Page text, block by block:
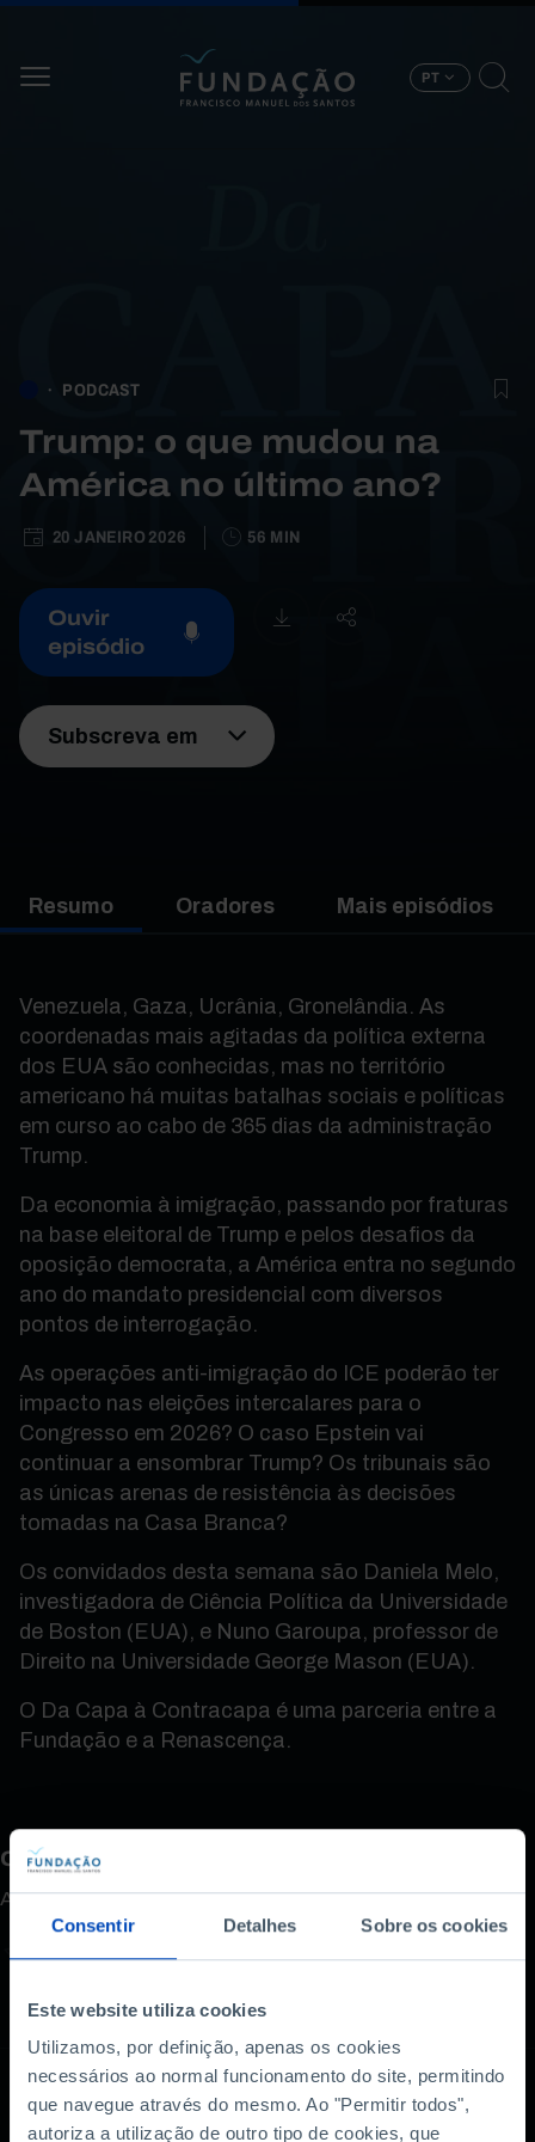
Consentir Detalhes Sobre os cookies
Este website utiliza cookies
Utilizamos, por definição, apenas os cookies
necessários ao normal funcionamento do site, permitindo
que navegue através do mesmo. Ao "Permitir todos",
autoriza a utilização de outro tipo de cookies, que
PT
PODCAST
Trump: o que mudou na
América no último ano?
20 JANEIRO 2026 56 MIN
Ouvir
episódio
Subscreva em
Resumo Oradores Mais episódios
Venezuela, Gaza, Ucrânia, Gronelândia. As
coordenadas mais agitadas da política externa
dos EUA são conhecidas, mas no território
americano há muitas batalhas sociais e políticas
em curso ao cabo de 365 dias da administração
Trump.
Da economia à imigração, passando por fraturas
na base eleitoral de Trump e pelos desafios da
oposição democrata, a América entra no segundo
ano do mandato presidencial com diversos
pontos de interrogação.
As operações anti-imigração do ICE poderão ter
impacto nas eleições intercalares para o
Congresso em 2026? O caso Epstein vai
continuar a ensombrar Trump? Os tribunais são
as únicas arenas de resistência às decisões
tomadas na Casa Branca?
Os convidados desta semana são Daniela Melo,
investigadora de Ciência Política da Universidade
de Boston (EUA), e Nuno Garoupa, professor de
Direito na Universidade George Mason (EUA).
O Da Capa à Contracapa é uma parceria entre a
Fundação e a Renascença.
Como avalia este conteúdo?
A sua opinião é importante.